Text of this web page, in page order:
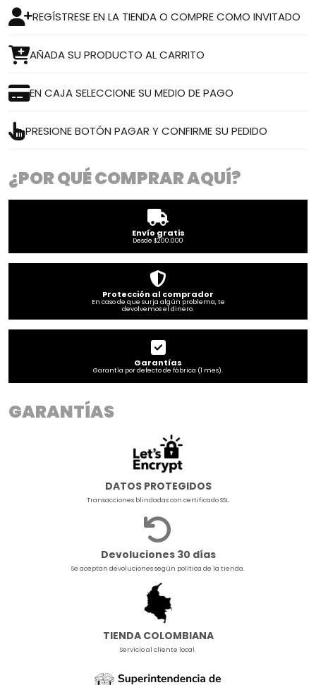
REGÍSTRESE EN LA TIENDA O COMPRE COMO INVITADO
AÑADA SU PRODUCTO AL CARRITO
EN CAJA SELECCIONE SU MEDIO DE PAGO
PRESIONE BOTÓN PAGAR Y CONFIRME SU PEDIDO
¿POR QUÉ COMPRAR AQUÍ?
Envío gratis
Desde $200.000
Protección al comprador
En caso de que surja algún problema, te
devolvemos el dinero.
Garantías
Garantía por defecto de fábrica (1 mes).
GARANTÍAS
DATOS PROTEGIDOS
Transacciones blindadas con certificado SSL.
Devoluciones 30 días
Se aceptan devoluciones según política de la tienda.
TIENDA COLOMBIANA
Servicio al cliente local.